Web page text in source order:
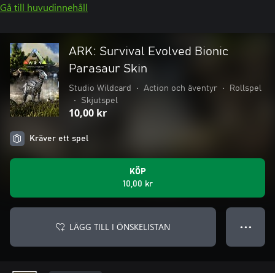
Gå till huvudinnehåll
ARK: Survival Evolved Bionic
Parasaur Skin
Studio Wildcard • Action och äventyr •
Rollspel
•
Skjutspel
10,00 kr
Kräver ett spel
KÖP
10,00 kr
LÄGG TILL I ÖNSKELISTAN ● ● ●